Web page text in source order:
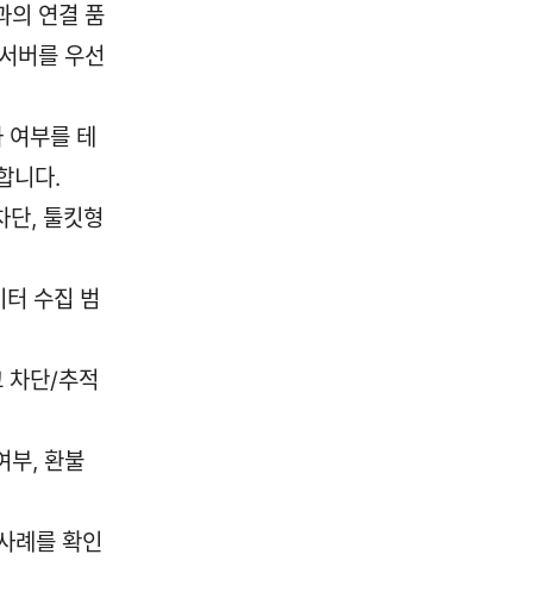
의 연결 품
버를 우선
부를 테
니다.
, 툴킷형
터 수집 범
차단/추적
부, 환불
례를 확인